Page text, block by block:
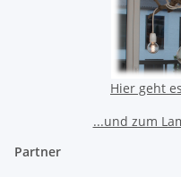
Hier geht
...und zum
Partner